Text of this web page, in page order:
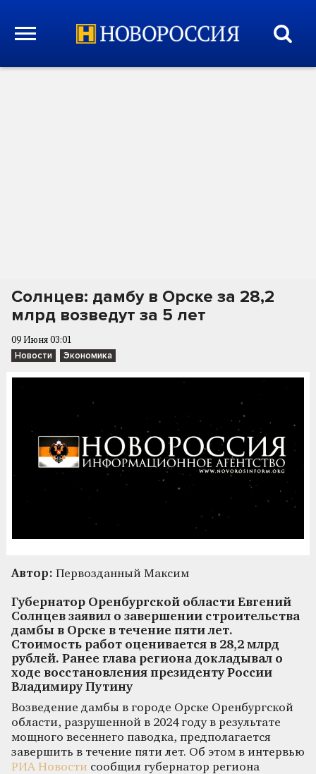
Солнцев: дамбу в Орске за 28,2
млрд возведут за 5 лет
09 Июня 03:01
Новости Экономика
Автор: Первозданный Максим
Губернатор Оренбургской области Евгений
Солнцев заявил о завершении строительства
дамбы в Орске в течение пяти лет.
Стоимость работ оценивается в 28,2 млрд
рублей. Ранее глава региона докладывал о
ходе восстановления президенту России
Владимиру Путину
Возведение дамбы в городе Орске Оренбургской
области, разрушенной в 2024 году в результате
мощного весеннего паводка, предполагается
завершить в течение пяти лет. Об этом в интервью
РИА Новости сообщил губернатор региона